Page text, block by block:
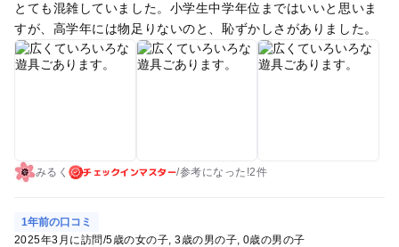
とても混雑していました。小学生中学年位まではいいと思いま
すが、高学年には物足りないのと、恥ずかしさがありました。
みるく チェックインマスター/参考になった!2件
1年前の口コミ
2025年3月に訪問/5歳の女の子 3歳の男の子 0歳の男の子